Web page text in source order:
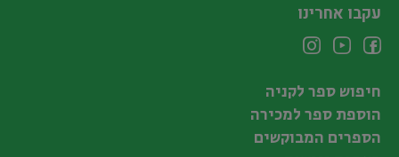
עקבו אחרינו
חיפוש ספר לקניה
הוספת ספר למכירה
הספרים המבוקשים